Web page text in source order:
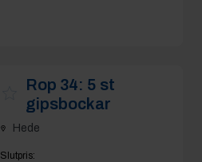
Rop 34: 5 st
gipsbockar
Hede
Slutpris: